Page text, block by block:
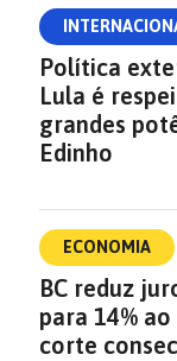
Política
Lula é
grandes
Edinho
ECONOMIA
BC reduz
para 14%
corte